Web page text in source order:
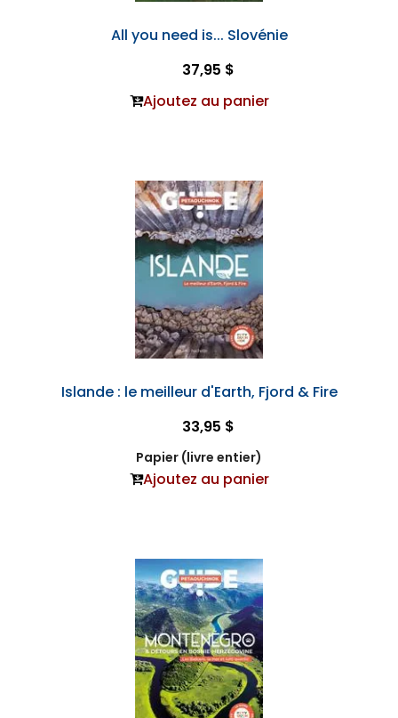
All you need is... Slovénie
37,95 $
Ajoutez au panier
Islande : le meilleur d'Earth, Fjord & Fire
33,95 $
Papier (livre entier)
Ajoutez au panier